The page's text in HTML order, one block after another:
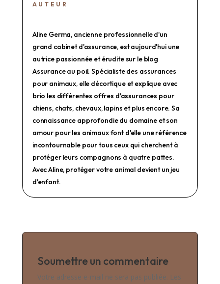
AUTEUR
Aline Germa, ancienne professionnelle d'un
grand cabinet d'assurance, est aujourd'hui une
autrice passionnée et érudite sur le blog
Assurance au poil. Spécialiste des assurances
pour animaux, elle décortique et explique avec
brio les différentes offres d'assurances pour
chiens, chats, chevaux, lapins et plus encore. Sa
connaissance approfondie du domaine et son
amour pour les animaux font d'elle une référence
incontournable pour tous ceux qui cherchent à
protéger leurs compagnons à quatre pattes.
Avec Aline, protéger votre animal devient un jeu
d'enfant.
Soumettre un commentaire
Votre adresse e-mail ne sera pas publiée. Les